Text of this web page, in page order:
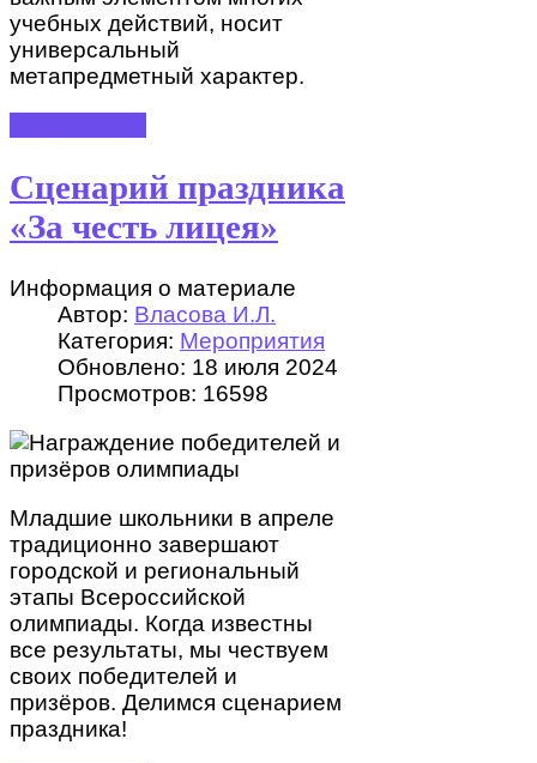
учебных действий, носит
универсальный
метапредметный характер.
Сценарий праздника
«За честь лицея»
Информация о материале
Автор: Власова И.Л.
Категория: Мероприятия
Обновлено: 18 июля 2024
Просмотров: 16598
Младшие школьники в апреле
традиционно завершают
городской и региональный
этапы Всероссийской
олимпиады. Когда известны
все результаты, мы чествуем
своих победителей и
призёров. Делимся сценарием
праздника!